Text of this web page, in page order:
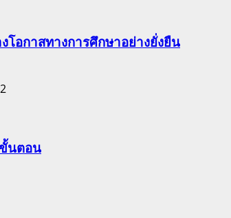
อกาสทางการศึกษาอย่างยั่งยืน
2
นตอน